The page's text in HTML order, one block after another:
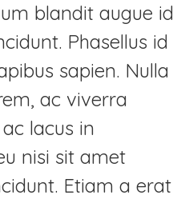
blandit augue id
Phasellus id
sapien. Nulla
ac viverra
lacus in
nisi sit amet
Etiam a erat